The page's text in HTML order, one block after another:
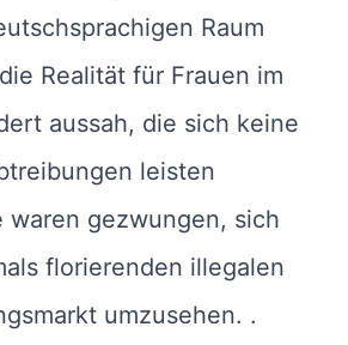
Raum
Realität für Frauen im
aussah, die sich keine
leisten
waren gezwungen, sich
florierenden illegalen
umzusehen. .